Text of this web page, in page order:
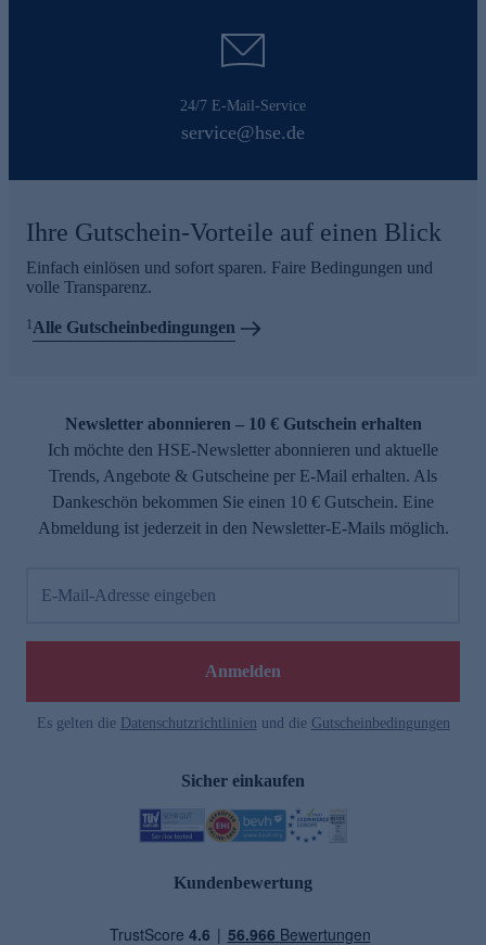
24/7 E-Mail-Service
service@hse.de
Ihre Gutschein-Vorteile auf einen Blick
Einfach einlösen und sofort sparen. Faire Bedingungen und
volle Transparenz.
1 Alle Gutscheinbedingungen
Newsletter abonnieren – 10 € Gutschein erhalten
Ich möchte den HSE-Newsletter abonnieren und aktuelle
Trends, Angebote & Gutscheine per E-Mail erhalten. Als
Dankeschön bekommen Sie einen 10 € Gutschein. Eine
Abmeldung ist jederzeit in den Newsletter-E-Mails möglich.
E-Mail-Adresse eingeben
Anmelden
Es gelten die Datenschutzrichtlinien und die Gutscheinbedingungen
Sicher einkaufen
Kundenbewertung